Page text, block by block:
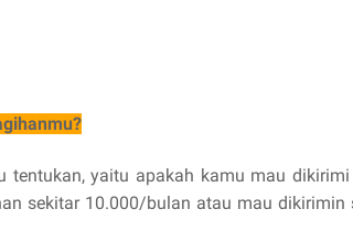
tentukan, yaitu apakah kamu mau
sekitar 10.000/bulan atau mau